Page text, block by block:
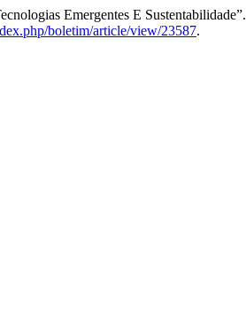
Emergentes E Sustentabilidade”.
boletim/article/view/23587.